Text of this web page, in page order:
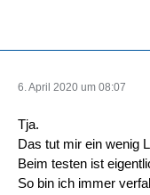
6. April 2020 um 08:07
Tja.
Das tut mir ein wenig
Beim testen ist
So bin ich immer